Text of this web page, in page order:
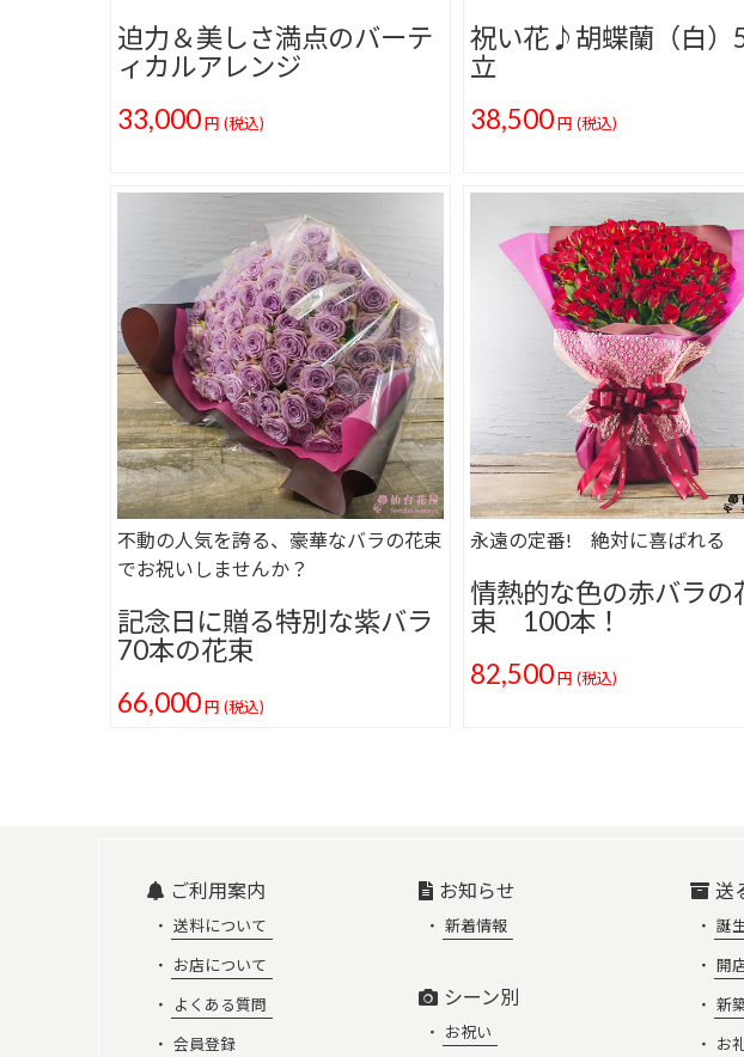
迫力＆美しさ満点のバーテ
ィカルアレンジ
33,000円 (税込)
祝い花♪胡蝶蘭（白）
立
38,500円 (税込)
不動の人気を誇る、豪華なバラの花束
でお祝いしませんか？
記念日に贈る特別な紫バラ
70本の花束
66,000円 (税込)
永遠の定番! 絶対に喜ばれる
情熱的な色の赤バラの
束 100本！
82,500円 (税込)
ご利用案内
送料について
お店について
よくある質問
会員登録
お知らせ
新着情報
シーン別
お祝い
送
誕
開
新
お